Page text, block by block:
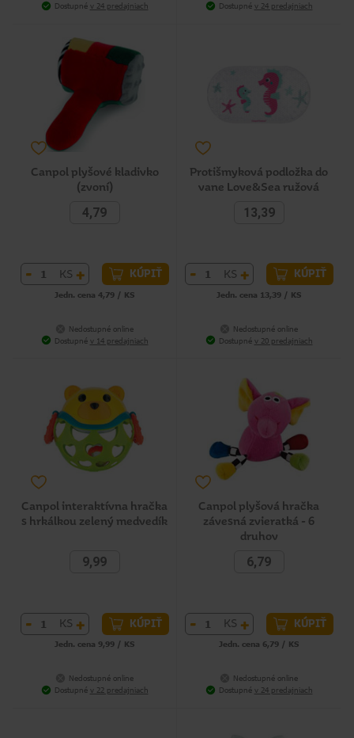
Dostupné v 24 predajniach
Dostupné v 24 predajniach
Canpol plyšové kladivko
(zvoní)
4,79
- KS + KÚPIŤ
Jedn. cena 4,79 / KS
Nedostupné online
Dostupné v 14 predajniach
Protišmyková podložka do
vane Love&Sea ružová
13,39
- KS + KÚPIŤ
Jedn. cena 13,39 / KS
Nedostupné online
Dostupné v 20 predajniach
Canpol interaktívna hračka
s hrkálkou zelený medvedík
9,99
- KS + KÚPIŤ
Jedn. cena 9,99 / KS
Nedostupné online
Dostupné v 22 predajniach
Canpol plyšová hračka
závesná zvieratká - 6
druhov
6,79
- KS + KÚPIŤ
Jedn. cena 6,79 / KS
Nedostupné online
Dostupné v 24 predajniach